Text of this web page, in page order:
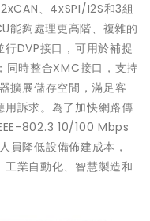
、4xSPI/I2S和3組
能夠處理更高階、複雜的
DVP接口，可用於補捉
同時整合XMC接口，支持
擴展儲存空間，滿足客
訴求。為了加快網路傳
802.3 10/100 Mbps
降低設備佈建成本，
業自動化、智慧製造和